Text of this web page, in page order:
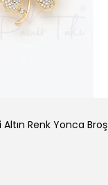
Altın Renk Yonca Broş